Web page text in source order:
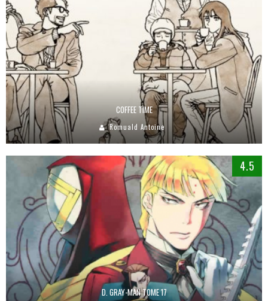
COFFEE TIME
Romuald Antoine
4.5
D. GRAY-MAN TOME 17